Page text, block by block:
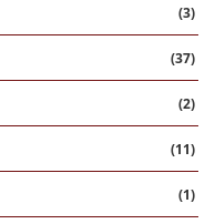
(3)
(37)
(2)
(11)
(1)